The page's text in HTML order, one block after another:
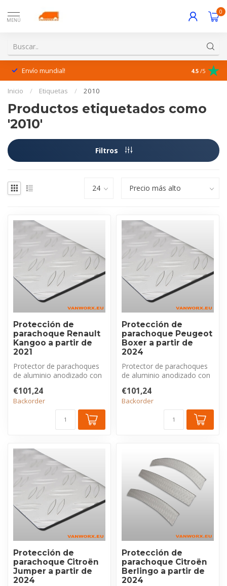
MENÚ
0
Envío mundial! ¡Excelente
4.5 /5
Inicio / Etiquetas / 2010
Productos etiquetados como
'2010'
Filtros
Protección de
parachoque Renault
Kangoo a partir de
2021
Protector de parachoques
de aluminio anodizado con
pa...
€101,24
Backorder
Protección de
parachoque Peugeot
Boxer a partir de
2024
Protector de parachoques
de aluminio anodizado con
pa...
€101,24
Backorder
Protección de
parachoque Citroën
Jumper a partir de
2024
Protección de
parachoque Citroën
Berlingo a partir de
2024